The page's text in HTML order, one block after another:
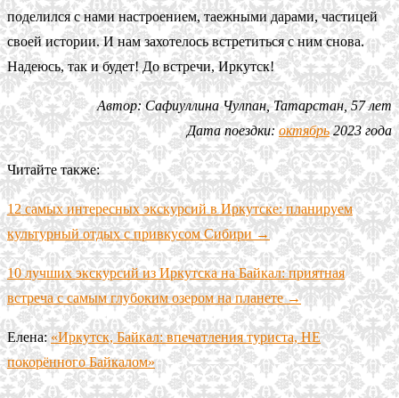
поделился с нами настроением, таежными дарами, частицей
своей истории. И нам захотелось встретиться с ним снова.
Надеюсь, так и будет! До встречи, Иркутск!
Автор: Сафиуллина Чулпан, Татарстан, 57 лет
Дата поездки:октябрь2023 года
Читайте также:
12 самых интересных экскурсий в Иркутске: планируем
культурный отдых с привкусом Сибири →
10 лучших экскурсий из Иркутска на Байкал: приятная
встреча с самым глубоким озером на планете →
Елена:«Иркутск, Байкал: впечатления туриста, НЕ
покорённого Байкалом»